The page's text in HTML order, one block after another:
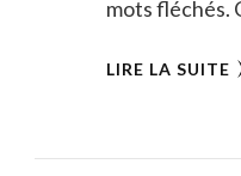
mots fléchés.
LIRE LA SUITE